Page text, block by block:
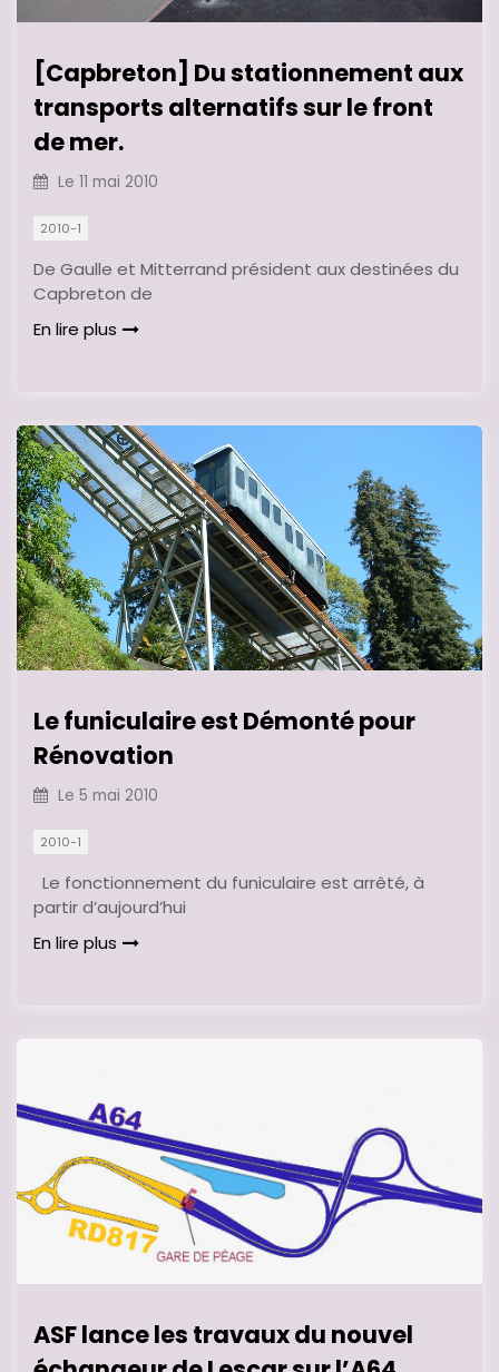
[Capbreton] Du stationnement aux
transports alternatifs sur le front
de mer.
Le 11 mai 2010
2010-1
De Gaulle et Mitterrand président aux destinées du
Capbreton de
En lire plus
Le funiculaire est Démonté pour
Rénovation
Le 5 mai 2010
2010-1
Le fonctionnement du funiculaire est arrêté, à
partir d’aujourd’hui
En lire plus
ASF lance les travaux du nouvel